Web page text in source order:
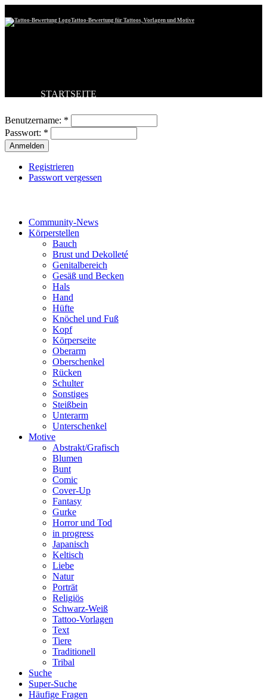
Tattoo-Bewertung für Tattoos, Vorlagen und Motive
STARTSEITE
BESTE TATTOOS
NEUESTE TATTOOS
KOMMENTARE
FORUM
Benutzername: *
Passwort: *
Registrieren
Passwort vergessen
Community-News
Körperstellen
Bauch
Brust und Dekolleté
Genitalbereich
Gesäß und Becken
Hals
Hand
Hüfte
Knöchel und Fuß
Kopf
Körperseite
Oberarm
Oberschenkel
Rücken
Schulter
Sonstiges
Steißbein
Unterarm
Unterschenkel
Motive
Abstrakt/Grafisch
Blumen
Bunt
Comic
Cover-Up
Fantasy
Gurke
Horror und Tod
in progress
Japanisch
Keltisch
Liebe
Natur
Porträt
Religiös
Schwarz-Weiß
Tattoo-Vorlagen
Text
Tiere
Traditionell
Tribal
Suche
Super-Suche
Häufige Fragen